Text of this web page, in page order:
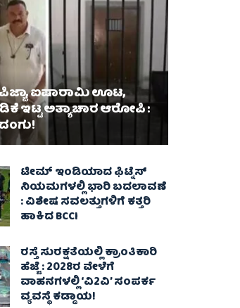
ಐಷಾರಾಮಿ ಊಟ,
ಇಟ್ಟ ಅತ್ಯಾಚಾರ ಆರೋಪಿ :
ಟೀಮ್ ಇಂಡಿಯಾದ ಫಿಟ್ನೆಸ್
ನಿಯಮಗಳಲ್ಲಿ ಭಾರಿ ಬದಲಾವಣೆ
: ವಿಶೇಷ ಸವಲತ್ತುಗಳಿಗೆ ಕತ್ತರಿ
ಹಾಕಿದ BCCI
ರಸ್ತೆ ಸುರಕ್ಷತೆಯಲ್ಲಿ ಕ್ರಾಂತಿಕಾರಿ
ಹೆಜ್ಜೆ : 2028ರ ವೇಳೆಗೆ
ವಾಹನಗಳಲ್ಲಿ ‘ವಿ2ವಿ’ ಸಂಪರ್ಕ
ವ್ಯವಸ್ಥೆ ಕಡ್ಡಾಯ!